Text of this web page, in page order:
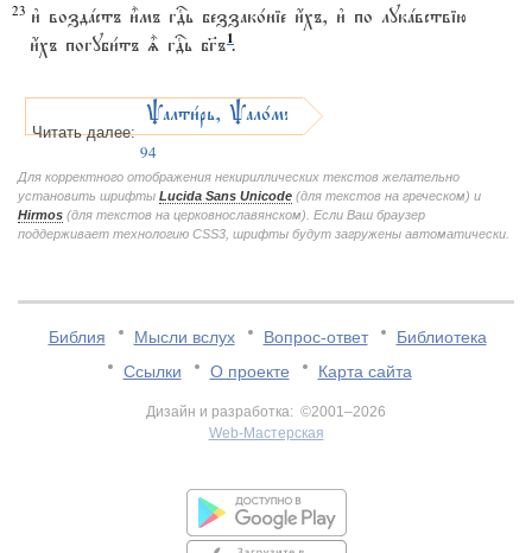
23 и3 воздaстъ и5мъ гDь беззако1ніе и4хъ, и3 по лукaвствію
и4хъ погуби1тъ | гDь бг7ъ1.
Читать далее:
Pалти1рь, Pало1мъ
94
Для корректного отображения некириллических текстов желательно
установить шрифты Lucida Sans Unicode (для текстов на греческом) и
Hirmos (для текстов на церковнославянском). Если Ваш браузер
поддерживает технологию CSS3, шрифты будут загружены автоматически.
Библия Мысли вслух Вопрос-ответ
Библиотека
Ссылки
О проекте Карта сайта
Дизайн и разработка: ©2001–2026
Web-Мастерская